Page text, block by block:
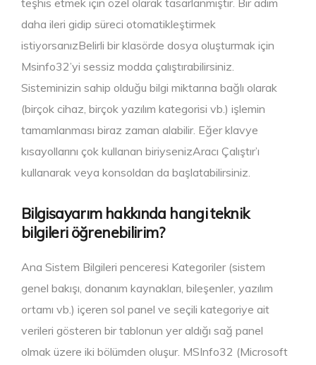
teşhis etmek için özel olarak tasarlanmıştır. Bir adım
daha ileri gidip süreci otomatikleştirmek
istiyorsanızBelirli bir klasörde dosya oluşturmak için
Msinfo32’yi sessiz modda çalıştırabilirsiniz.
Sisteminizin sahip olduğu bilgi miktarına bağlı olarak
(birçok cihaz, birçok yazılım kategorisi vb.) işlemin
tamamlanması biraz zaman alabilir. Eğer klavye
kısayollarını çok kullanan biriysenizAracı Çalıştır’ı
kullanarak veya konsoldan da başlatabilirsiniz.
Bilgisayarım hakkında hangi teknik
bilgileri öğrenebilirim?
Ana Sistem Bilgileri penceresi Kategoriler (sistem
genel bakışı, donanım kaynakları, bileşenler, yazılım
ortamı vb.) içeren sol panel ve seçili kategoriye ait
verileri gösteren bir tablonun yer aldığı sağ panel
olmak üzere iki bölümden oluşur. MSInfo32 (Microsoft